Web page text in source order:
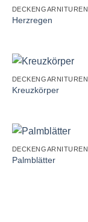
DECKENGARNITUREN
Herzregen
+
DECKENGARNITUREN
Kreuzkörper
+
DECKENGARNITUREN
Palmblätter